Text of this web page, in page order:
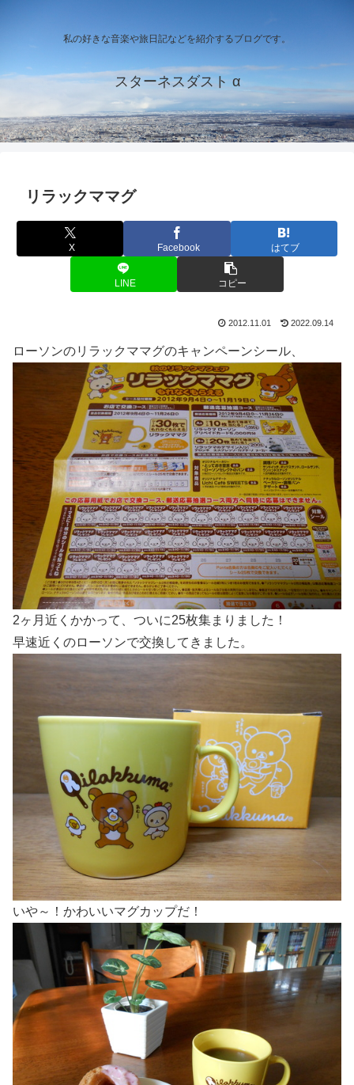
私の好きな音楽や旅日記などを紹介するブログです。
スターネスダスト α
リラックママグ
X Facebook はてブ
LINE コピー
2012.11.01 2022.09.14
ローソンのリラックママグのキャンペーンシール、
2ヶ月近くかかって、ついに25枚集まりました！
早速近くのローソンで交換してきました。
いや～！かわいいマグカップだ！